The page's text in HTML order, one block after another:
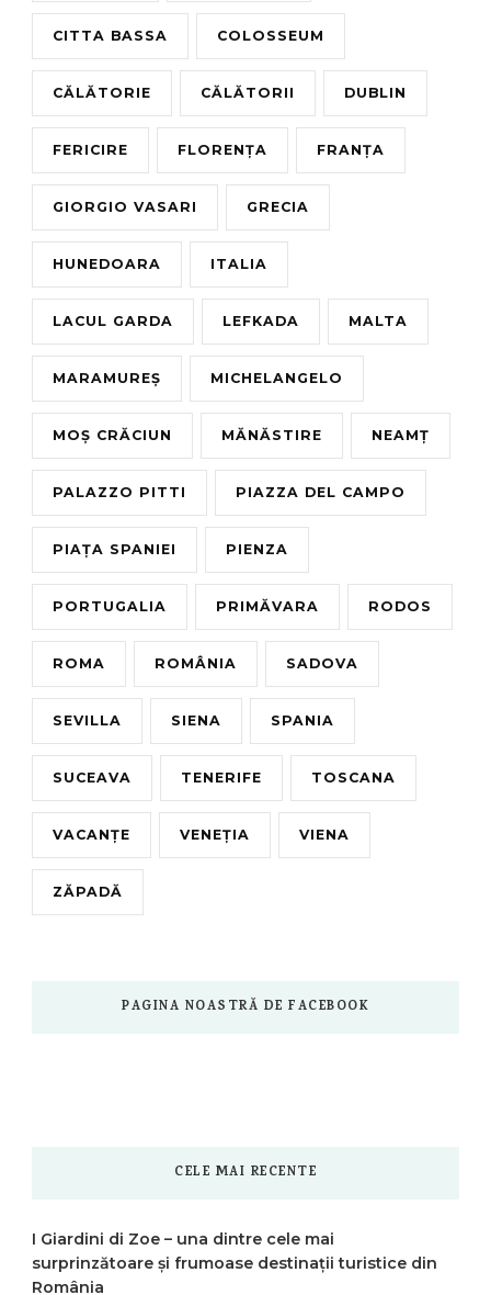
CITTA BASSA COLOSSEUM
CĂLĂTORIE CĂLĂTORII DUBLIN
FERICIRE FLORENȚA FRANȚA
GIORGIO VASARI GRECIA
HUNEDOARA ITALIA
LACUL GARDA LEFKADA MALTA
MARAMUREȘ MICHELANGELO
MOȘ CRĂCIUN MĂNĂSTIRE NEAMȚ
PALAZZO PITTI PIAZZA DEL CAMPO
PIAȚA SPANIEI PIENZA
PORTUGALIA PRIMĂVARA RODOS
ROMA ROMÂNIA SADOVA
SEVILLA SIENA SPANIA
SUCEAVA TENERIFE TOSCANA
VACANȚE VENEȚIA VIENA
ZĂPADĂ
PAGINA NOASTRĂ DE FACEBOOK
CELE MAI RECENTE
I Giardini di Zoe – una dintre cele mai
surprinzătoare și frumoase destinații turistice din
România